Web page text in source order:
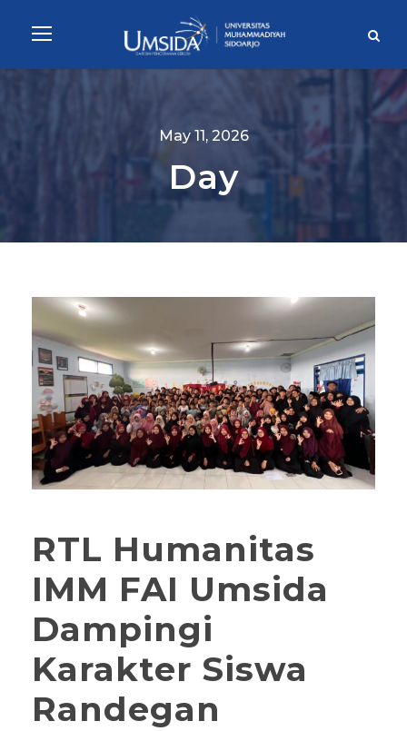
May 11, 2026
Day
RTL Humanitas
IMM FAI Umsida
Dampingi
Karakter Siswa
Randegan